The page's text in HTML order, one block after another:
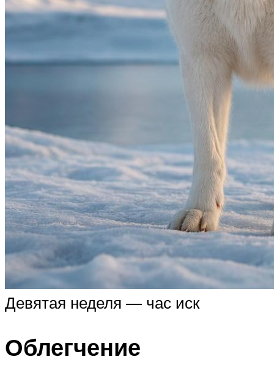
Девятая неделя — час иск
Облегчение